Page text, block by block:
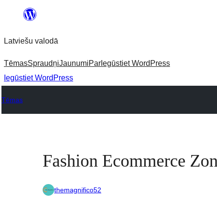
Pāriet
saturu
Latviešu valodā
TēmasSpraudņiJaunumiPar Iegūstiet WordPress
Iegūstiet WordPress
Tēmas
Fashion Ecommerce
themagnifico52